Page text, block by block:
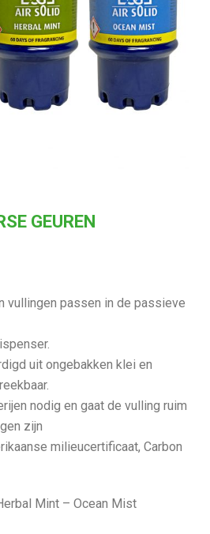
GEUREN
vullingen passen in de passieve
uit ongebakken klei en
nodig en gaat de vulling ruim
zijn
milieucertificaat, Carbon
Mint – Ocean Mist